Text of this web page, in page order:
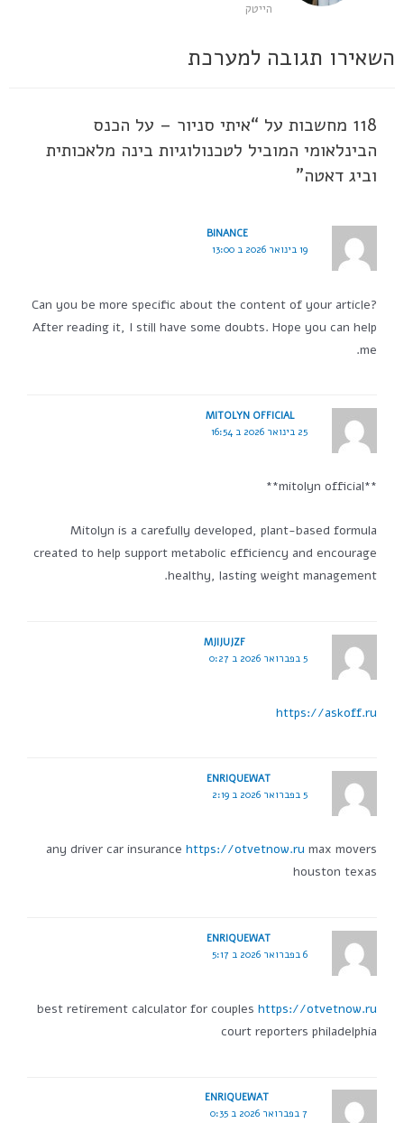
הייטק
השאירו תגובה למערכת
118 מחשבות על “איתי סניור – על הכנס
הבינלאומי המוביל לטכנולוגיות בינה מלאכותית
וביג דאטה”
BINANCE
19 בינואר 2026 ב 13:00
Can you be more specific about the content of your article?
After reading it, I still have some doubts. Hope you can help
me.
MITOLYN OFFICIAL
25 בינואר 2026 ב 16:54
**mitolyn official**
Mitolyn is a carefully developed, plant-based formula
created to help support metabolic efficiency and encourage
healthy, lasting weight management.
MJIJUJZF
5 בפברואר 2026 ב 0:27
https://askoff.ru
ENRIQUEWAT
5 בפברואר 2026 ב 2:19
any driver car insurance https://otvetnow.ru max movers
houston texas
ENRIQUEWAT
6 בפברואר 2026 ב 5:17
best retirement calculator for couples https://otvetnow.ru
court reporters philadelphia
ENRIQUEWAT
7 בפברואר 2026 ב 0:35